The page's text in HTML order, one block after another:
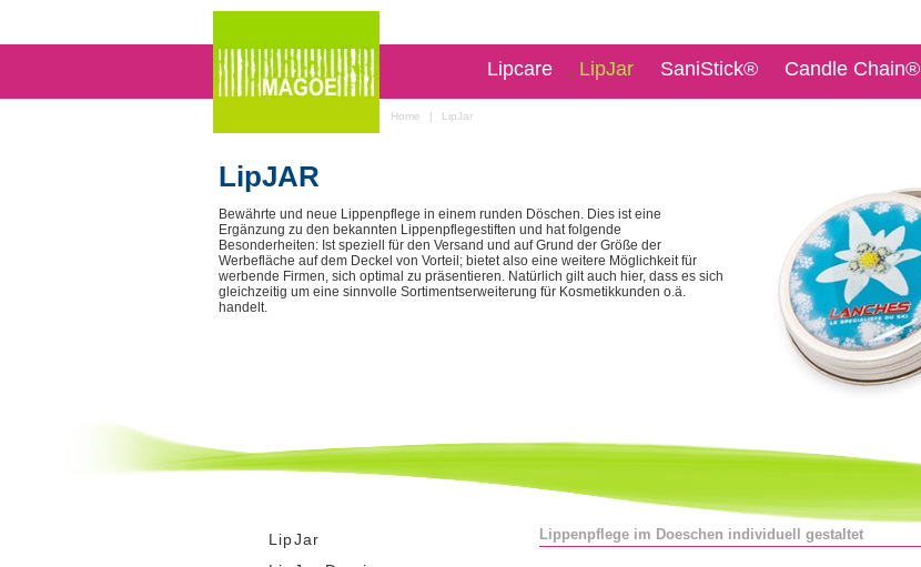
Lipcare LipJar SaniStick® Candle Chain®
Home | LipJar
LipJAR
Bewährte und neue Lippenpflege in einem runden Döschen. Dies ist eine
Ergänzung zu den bekannten Lippenpflegestiften und hat folgende
Besonderheiten: Ist speziell für den Versand und auf Grund der Größe der
Werbefläche auf dem Deckel von Vorteil; bietet also eine weitere Möglichkeit für
werbende Firmen, sich optimal zu präsentieren. Natürlich gilt auch hier, dass es sich
gleichzeitig um eine sinnvolle Sortimentserweiterung für Kosmetikkunden o.ä.
handelt.
LipJar
Lippenpflege im Doeschen individuell gestaltet